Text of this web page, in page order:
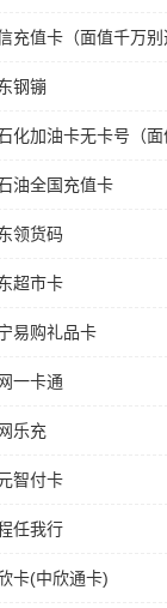
充值卡（面值千万别
钢镚
化加油卡无卡号（面
油全国充值卡
领货码
超市卡
易购礼品卡
一卡通
乐充
智付卡
任我行
卡(中欣通卡)